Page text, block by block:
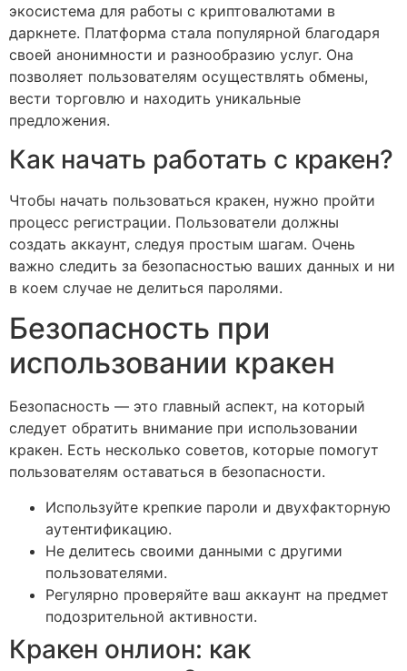
экосистема для работы с криптовалютами в
даркнете. Платформа стала популярной благодаря
своей анонимности и разнообразию услуг. Она
позволяет пользователям осуществлять обмены,
вести торговлю и находить уникальные
предложения.
Как начать работать с кракен?
Чтобы начать пользоваться кракен, нужно пройти
процесс регистрации. Пользователи должны
создать аккаунт, следуя простым шагам. Очень
важно следить за безопасностью ваших данных и ни
в коем случае не делиться паролями.
Безопасность при
использовании кракен
Безопасность — это главный аспект, на который
следует обратить внимание при использовании
кракен. Есть несколько советов, которые помогут
пользователям оставаться в безопасности.
Используйте крепкие пароли и двухфакторную
аутентификацию.
Не делитесь своими данными с другими
пользователями.
Регулярно проверяйте ваш аккаунт на предмет
подозрительной активности.
Кракен онлион: как